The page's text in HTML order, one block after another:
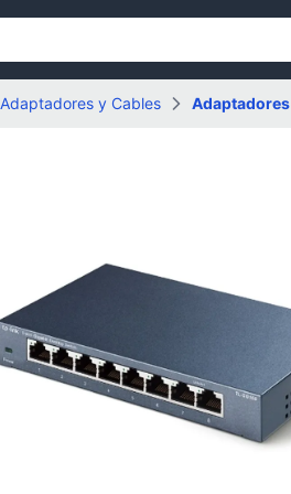
Adaptadores y Cables Adaptadores